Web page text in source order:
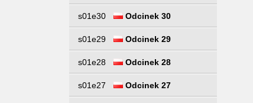
s01e30 Odcinek 30
s01e29 Odcinek 29
s01e28 Odcinek 28
s01e27 Odcinek 27